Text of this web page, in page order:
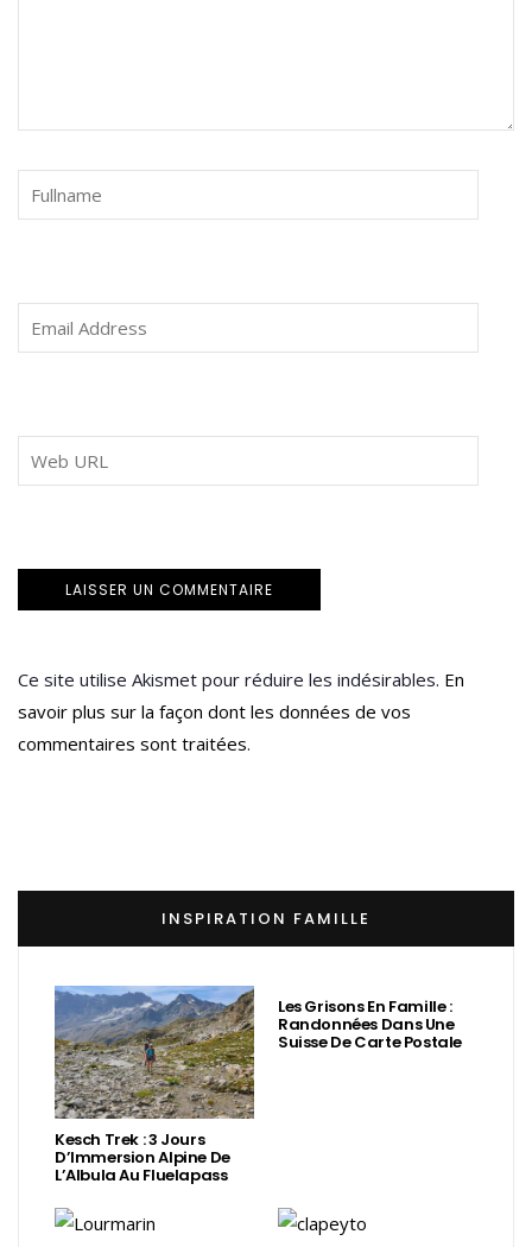
Ce site utilise Akismet pour réduire les indésirables. En
savoir plus sur la façon dont les données de vos
commentaires sont traitées.
INSPIRATION FAMILLE
Kesch Trek : 3 Jours
D’Immersion Alpine De
L’Albula Au Fluelapass
Les Grisons En Famille :
Randonnées Dans Une
Suisse De Carte Postale